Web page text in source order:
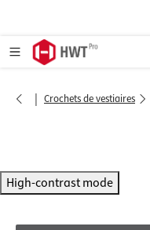
| Crochets de vestiaires
High-contrast mode